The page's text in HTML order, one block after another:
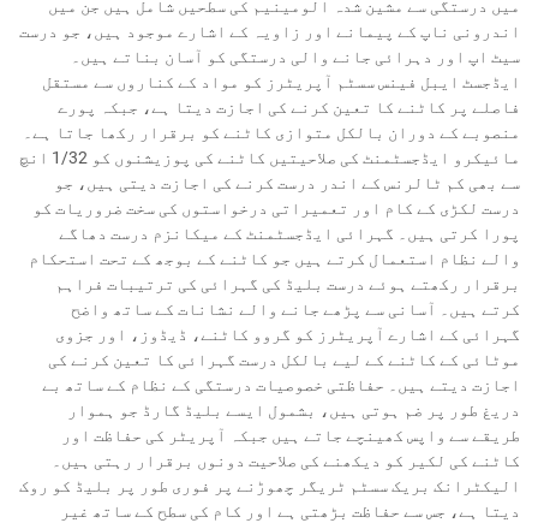
میں درستگی سے مشین شدہ الومینیم کی سطحیں شامل ہیں جن میں
اندرونی ناپ کے پیمانے اور زاویہ کے اشارے موجود ہیں، جو درست
سیٹ اپ اور دہرائی جانے والی درستگی کو آسان بناتے ہیں۔
ایڈجسٹ ایبل فینس سسٹم آپریٹرز کو مواد کے کناروں سے مستقل
فاصلے پر کاٹنے کا تعین کرنے کی اجازت دیتا ہے، جبکہ پورے
منصوبے کے دوران بالکل متوازی کاٹنے کو برقرار رکھا جاتا ہے۔
مائیکرو ایڈجسٹمنٹ کی صلاحیتیں کاٹنے کی پوزیشنوں کو 1/32 انچ
سے بھی کم ٹالرنس کے اندر درست کرنے کی اجازت دیتی ہیں، جو
درست لکڑی کے کام اور تعمیراتی درخواستوں کی سخت ضروریات کو
پورا کرتی ہیں۔ گہرائی ایڈجسٹمنٹ کے میکانزم درست دھاگے
والے نظام استعمال کرتے ہیں جو کاٹنے کے بوجھ کے تحت استحکام
برقرار رکھتے ہوئے درست بلیڈ کی گہرائی کی ترتیبات فراہم
کرتے ہیں۔ آسانی سے پڑھے جانے والے نشانات کے ساتھ واضح
گہرائی کے اشارے آپریٹرز کو گروو کاٹنے، ڈیڈوز، اور جزوی
موٹائی کے کاٹنے کے لیے بالکل درست گہرائی کا تعین کرنے کی
اجازت دیتے ہیں۔ حفاظتی خصوصیات درستگی کے نظام کے ساتھ بے
دریغ طور پر ضم ہوتی ہیں، بشمول ایسے بلیڈ گارڈ جو ہموار
طریقے سے واپس کھینچے جاتے ہیں جبکہ آپریٹر کی حفاظت اور
کاٹنے کی لکیر کو دیکھنے کی صلاحیت دونوں برقرار رہتی ہیں۔
الیکٹرانک بریک سسٹم ٹریگر چھوڑنے پر فوری طور پر بلیڈ کو روک
دیتا ہے، جس سے حفاظت بڑھتی ہے اور کام کی سطح کے ساتھ غیر